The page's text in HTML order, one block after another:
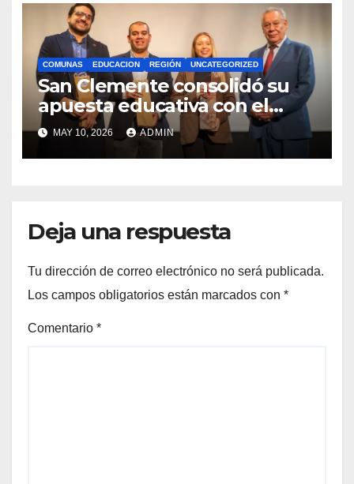
COMUNAS EDUCACION REGIÓN UNCATEGORIZED
San Clemente consolidó su
apuesta educativa con el
lanzamiento del
Preuniversitario Brotes 2026
MAY 10, 2026 ADMIN
Deja una respuesta
Tu dirección de correo electrónico no será publicada.
Los campos obligatorios están marcados con *
Comentario *